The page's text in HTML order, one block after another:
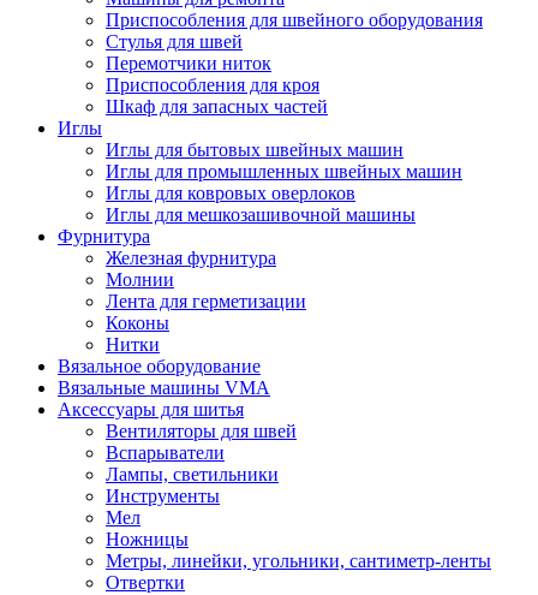
Приспособления для швейного оборудования
Стулья для швей
Перемотчики ниток
Приспособления для кроя
Шкаф для запасных частей
Иглы
Иглы для бытовых швейных машин
Иглы для промышленных швейных машин
Иглы для ковровых оверлоков
Иглы для мешкозашивочной машины
Фурнитура
Железная фурнитура
Молнии
Лента для герметизации
Коконы
Нитки
Вязальное оборудование
Вязальные машины VMA
Аксессуары для шитья
Вентиляторы для швей
Вспарыватели
Лампы, светильники
Инструменты
Мел
Ножницы
Метры, линейки, угольники, сантиметр-ленты
Отвертки